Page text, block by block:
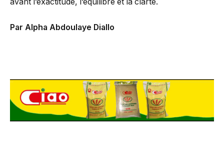
Par Alpha Abdoulaye Diallo